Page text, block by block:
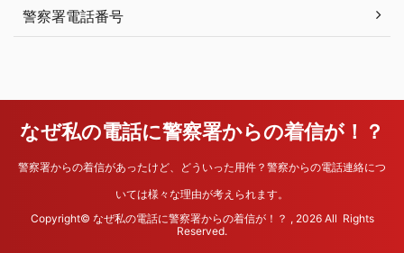
警察署電話番号
なぜ私の電話に警察署からの着信が！？
警察署からの着信があったけど、どういった用件？警察からの電話連絡につ
いては様々な理由が考えられます。
Copyright© なぜ私の電話に警察署からの着信が！？ , 2026 All Rights
Reserved.